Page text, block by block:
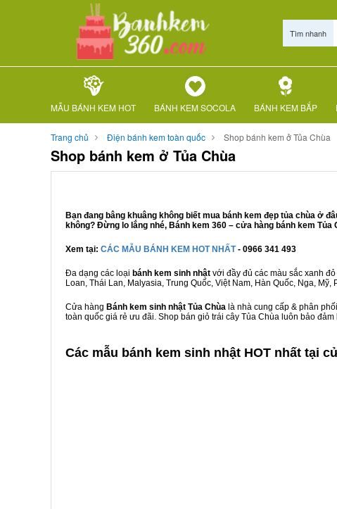
Tìm nhanh
MẪU BÁNH KEM HOT BÁNH KEM SOCOLA BÁNH KEM BẮP
Trang chủ Điện bánh kem toàn quốc Shop bánh kem ở Tủa Chùa
Shop bánh kem ở Tủa Chùa
Bạn đang bâng khuâng không biết mua bánh kem đẹp tủa chùa ở
không? Đừng lo lắng nhé, Bánh kem 360 – cửa hàng bánh kem
Xem tại: CÁC MẪU BÁNH KEM HOT NHẤT- 0966 341 493
Đa dạng các loại bánh kem sinh nhật với đầy đủ các màu sắc xanh
Loan, Thái Lan, Malyasia, Trung Quốc, Việt Nam, Hàn Quốc, Nga, Mỹ,
Cửa hàng Bánh kem sinh nhật Tủa Chùa là nhà cung cấp & phân
toàn quốc giá rẻ ưu đãi. Shop bán giỏ trái cây Tủa Chùa luôn bảo
Các mẫu bánh kem sinh nhật HOT nhất tại